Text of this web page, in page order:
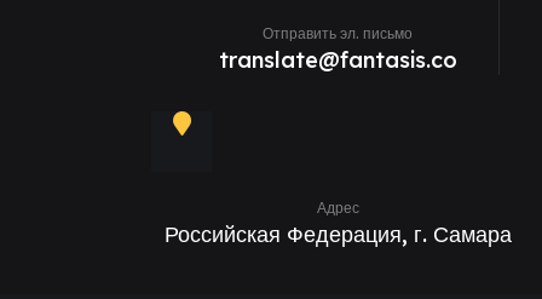
Отправить эл. письмо
translate@fantasis.co
Адрес
Российская Федерация, г. Самара